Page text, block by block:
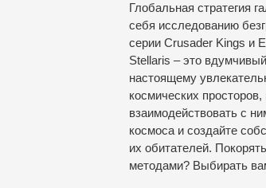
Глобальная стратегия
себя исследованию
серии Crusader Kings и
Stellaris – это
настоящему
космических
взаимодействовать с
космоса и создайте
их обитателей.
методами? Выбирать